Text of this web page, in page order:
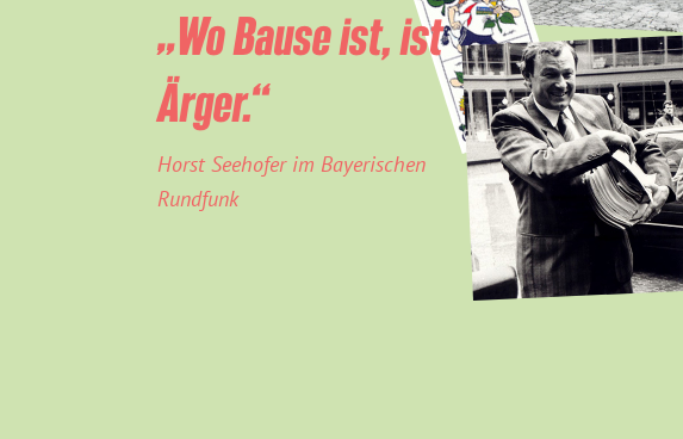
„Wo Bause ist, ist
Ärger.“
Horst Seehofer im Bayerischen
Rundfunk